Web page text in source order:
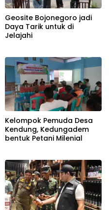
Geosite Bojonegoro jadi
Daya Tarik untuk di
Jelajahi
Kelompok Pemuda Desa
Kendung, Kedungadem
bentuk Petani Milenial